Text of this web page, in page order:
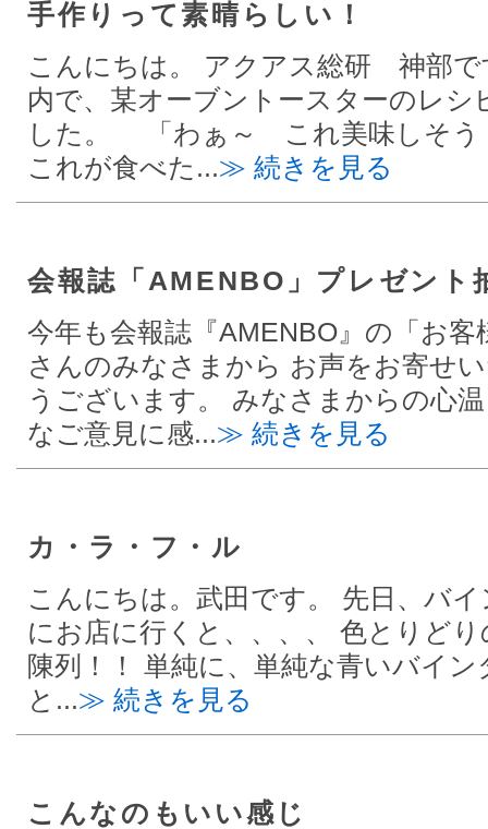
手作りって素晴らしい！
こんにちは。 アクアス総研 神部で
内で、某オーブントースターのレシ
した。 「わぁ～ これ美味しそ
これが食べた...≫ 続きを見る
会報誌「AMENBO」プレゼント
今年も会報誌『AMENBO』の「お客
さんのみなさまから お声をお寄せ
うございます。 みなさまからの心
なご意見に感...≫ 続きを見る
カ・ラ・フ・ル
こんにちは。武田です。 先日、バ
にお店に行くと、、、、 色とりど
陳列！！ 単純に、単純な青いバイ
と...≫ 続きを見る
こんなのもいい感じ